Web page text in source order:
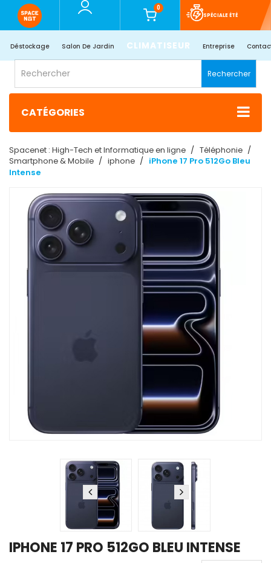
0
SPÉCIALE ÉTÉ
Déstockage Salon De Jardin CLIMATISEUR Entreprise
Rechercher
CATÉGORIES
Spacenet : High-Tech et Informatique en ligne
Téléphonie
Smartphone & Mobile
iphone
iPhone 17 Pro 512Go Bleu
Intense
IPHONE 17 PRO 512GO BLEU INTENSE